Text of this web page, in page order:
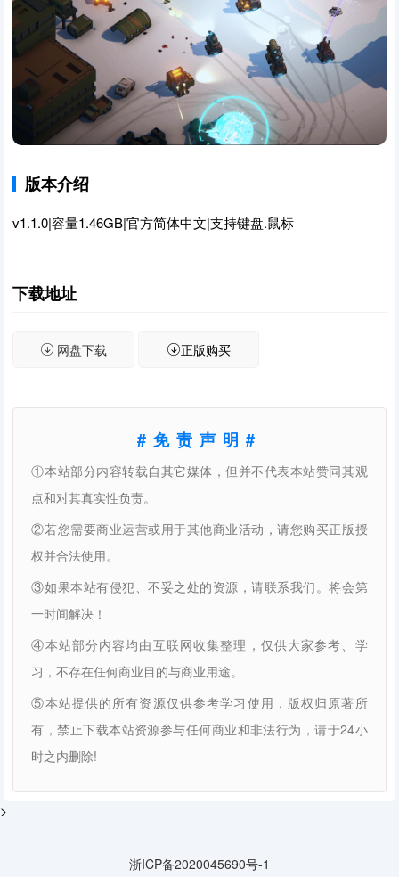
版本介绍
v1.1.0|容量1.46GB|官方简体中文|支持键盘.鼠标
下载地址
网盘下载 正版购买
#免责声明#
①本站部分内容转载自其它媒体，但并不代表本站赞同其观
点和对其真实性负责。
②若您需要商业运营或用于其他商业活动，请您购买正版授
权并合法使用。
③如果本站有侵犯、不妥之处的资源，请联系我们。将会第
一时间解决！
④本站部分内容均由互联网收集整理，仅供大家参考、学
习，不存在任何商业目的与商业用途。
⑤本站提供的所有资源仅供参考学习使用，版权归原著所
有，禁止下载本站资源参与任何商业和非法行为，请于24小
时之内删除!
>
浙ICP备2020045690号-1